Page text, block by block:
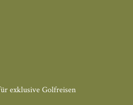
exklusive Golfreisen